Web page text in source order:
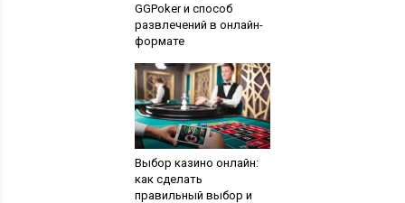
GGPoker и способ
развлечений в онлайн-
формате
Выбор казино онлайн:
как сделать
правильный выбор и